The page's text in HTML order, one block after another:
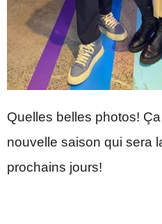
Quelles belles photos!
nouvelle saison qui sera
prochains jours!